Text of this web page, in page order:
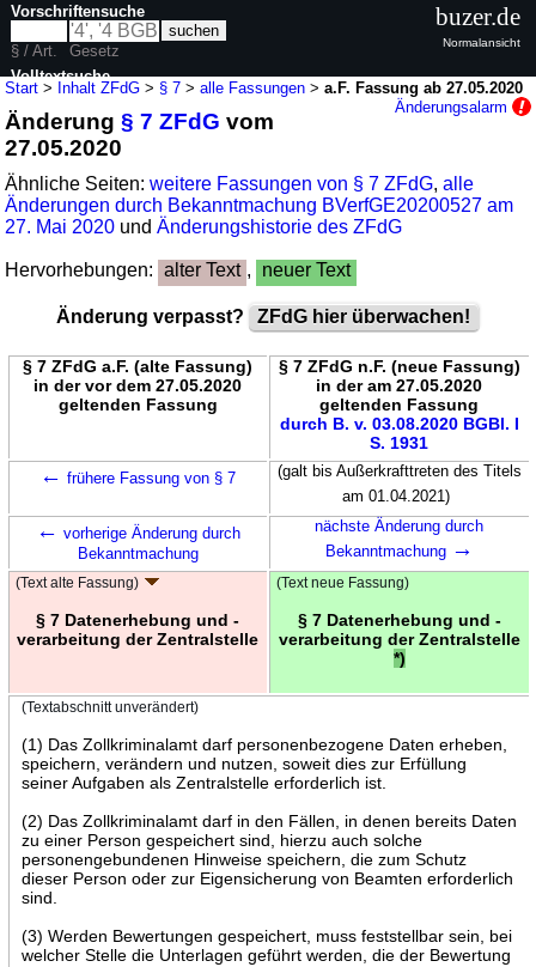
Start > Inhalt ZFdG > § 7 >alle Fassungen >a.F. Fassung ab 27.05.2020
Änderungsalarm
Änderung§ 7 ZFdG vom
27.05.2020
Ähnliche Seiten:weitere Fassungen von § 7 ZFdG,alle
Änderungen durch Bekanntmachung BVerfGE20200527 am
27. Mai 2020 undÄnderungshistorie des ZFdG
Hervorhebungen: alter Text , neuer Text
Änderung verpasst? ZFdG hier überwachen!
§ 7 ZFdG a.F. (alte Fassung)
in der vor dem 27.05.2020
geltenden Fassung
§ 7 ZFdG n.F. (neue Fassung)
in der am 27.05.2020
geltenden Fassung
durch B. v. 03.08.2020 BGBl. I
S. 1931
← frühere Fassung von § 7
(galt bis Außerkrafttreten des Titels
am 01.04.2021)
← vorherige Änderung durch
Bekanntmachung
nächste Änderung durch
Bekanntmachung →
(Text alte Fassung)
§ 7 Datenerhebung und -
verarbeitung der Zentralstelle
(Text neue Fassung)
§ 7 Datenerhebung und -
verarbeitung der Zentralstelle
*)
(Textabschnitt unverändert)
(1) Das Zollkriminalamt darf personenbezogene Daten erheben,
speichern, verändern und nutzen, soweit dies zur Erfüllung
seiner Aufgaben als Zentralstelle erforderlich ist.
(2) Das Zollkriminalamt darf in den Fällen, in denen bereits Daten
zu einer Person gespeichert sind, hierzu auch solche
personengebundenen Hinweise speichern, die zum Schutz
dieser Person oder zur Eigensicherung von Beamten erforderlich
sind.
(3) Werden Bewertungen gespeichert, muss feststellbar sein, bei
welcher Stelle die Unterlagen geführt werden, die der Bewertung
Vorschriftensuche
§ / Art.
Gesetz
Volltextsuche
nur in ZFdG
buzer.de
Normalansicht